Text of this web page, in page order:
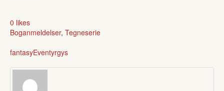
0 likes
Boganmeldelser, Tegneserie
fantasyEventyrgys